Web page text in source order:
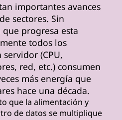
importantes avances
sectores. Sin
progresa esta
todos los
(CPU,
red, etc.) consumen
más energía que
hace una década.
que la alimentación y
de datos se multiplique